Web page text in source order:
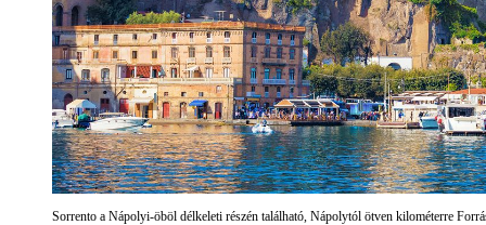
Sorrento a Nápolyi-öböl délkeleti részén található, Nápolytól ötven kilométerre